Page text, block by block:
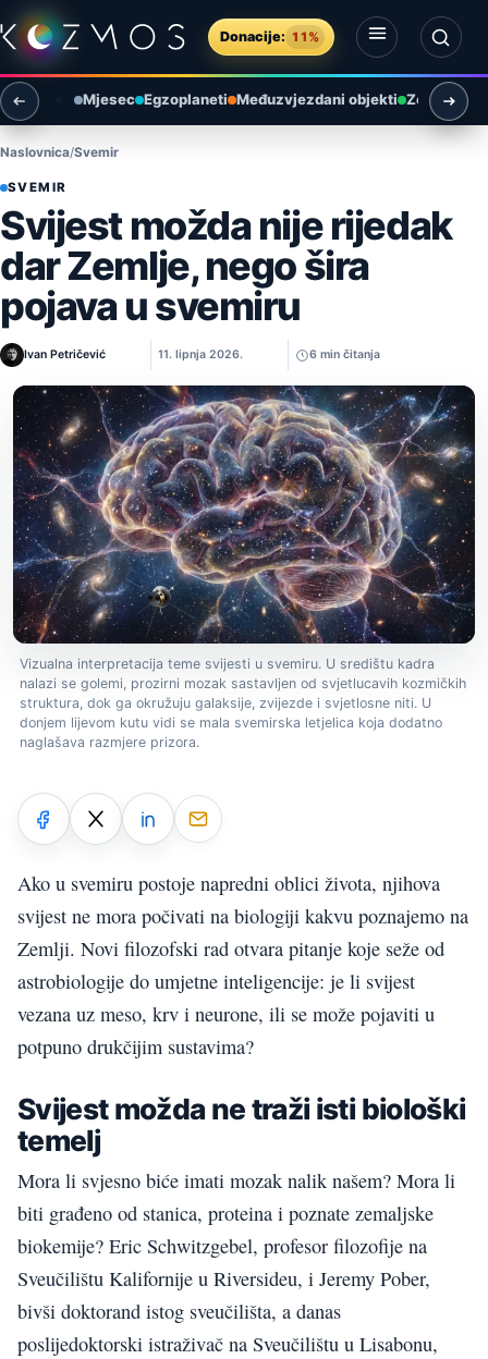
Preskoči na sadržaj
Donacije: 11%
Otvori izbornik
Otvori pretragu
Mjesec Egzoplaneti Međuzvjezdani objekti Zemlja i
Naslovnica Svemir
SVEMIR
Svijest možda nije rijedak
dar Zemlje, nego šira
pojava u svemiru
Ivan Petričević 11. lipnja 2026. 6 min čitanja
Vizualna interpretacija teme svijesti u svemiru. U središtu kadra
nalazi se golemi, prozirni mozak sastavljen od svjetlucavih kozmičkih
struktura, dok ga okružuju galaksije, zvijezde i svjetlosne niti. U
donjem lijevom kutu vidi se mala svemirska letjelica koja dodatno
naglašava razmjere prizora.
Ako u svemiru postoje napredni oblici života, njihova
svijest ne mora počivati na biologiji kakvu poznajemo na
Zemlji. Novi filozofski rad otvara pitanje koje seže od
astrobiologije do umjetne inteligencije: je li svijest
vezana uz meso, krv i neurone, ili se može pojaviti u
potpuno drukčijim sustavima?
Svijest možda ne traži isti biološki
temelj
Mora li svjesno biće imati mozak nalik našem? Mora li
biti građeno od stanica, proteina i poznate zemaljske
biokemije? Eric Schwitzgebel, profesor filozofije na
Sveučilištu Kalifornije u Riversideu, i Jeremy Pober,
bivši doktorand istog sveučilišta, a danas
poslijedoktorski istraživač na Sveučilištu u Lisabonu,